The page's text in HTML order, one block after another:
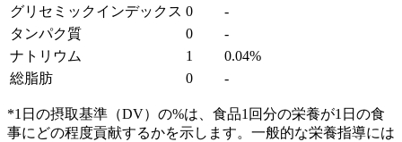
グリセミックインデックス 0
-
タンパク質
0
-
ナトリウム
1
0.04%
総脂肪
0 -
*1日の摂取基準（DV）の%は、食品1回分の栄養が1日の食
事にどの程度貢献するかを示します。一般的な栄養指導には